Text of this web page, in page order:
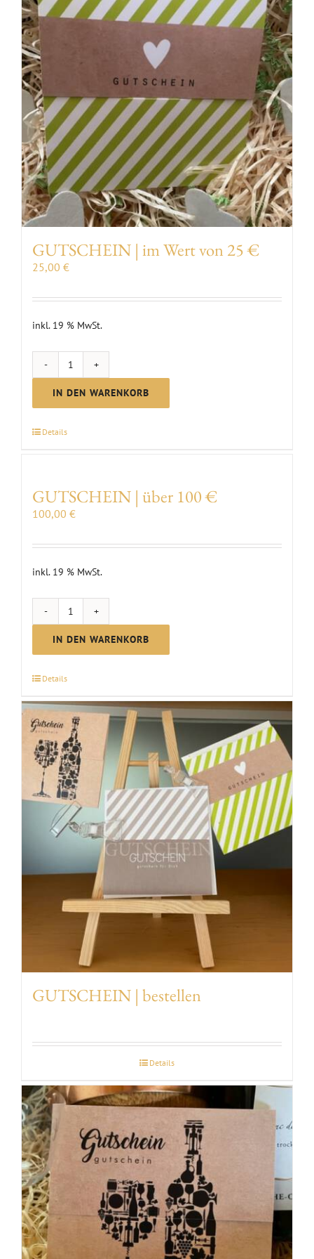
VERANSTALTUNGEN
AUSZEICHNUNGEN
KONTAKT | ÖFFNUNGSZEITEN
SHOP
GUTSCHEIN | im Wert von 25 €
25,00 €
inkl. 19 % MwSt.
GUTSCHEIN
|
im
Menge
IN DEN WARENKORB
Details
GUTSCHEIN | über 100 €
100,00 €
inkl. 19 % MwSt.
GUTSCHEIN
|
über
Menge
IN DEN WARENKORB
Details
GUTSCHEIN | bestellen
Details